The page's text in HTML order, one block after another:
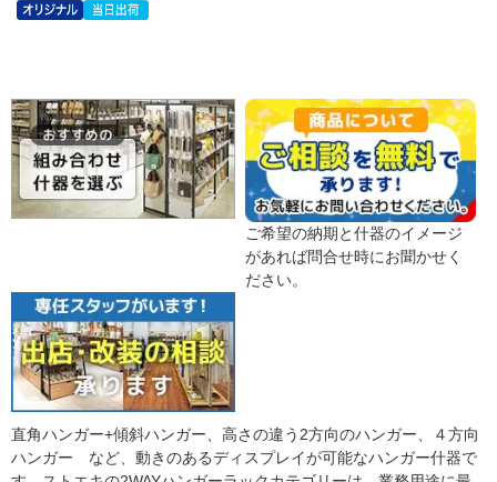
ご希望の納期と什器のイメージ
があれば問合せ時にお聞かせく
ださい。
直角ハンガー+傾斜ハンガー、高さの違う2方向のハンガー、４方向
ハンガー など、動きのあるディスプレイが可能なハンガー什器で